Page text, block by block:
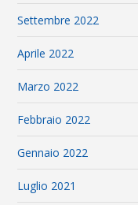
Settembre 2022
Aprile 2022
Marzo 2022
Febbraio 2022
Gennaio 2022
Luglio 2021